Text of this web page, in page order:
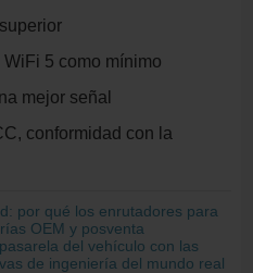
5 como mínimo
mejor señal
conformidad con la
por qué los enrutadores para
OEM y posventa
del vehículo con las
de ingeniería del mundo real